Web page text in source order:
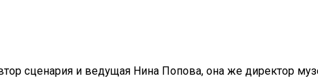
сценария и ведущая Нина Попова, она же директор